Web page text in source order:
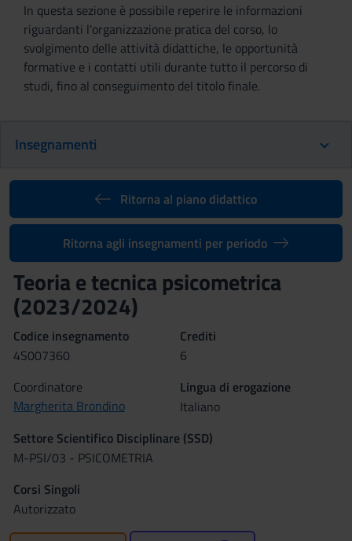
In questa sezione è possibile reperire le informazioni
riguardanti l'organizzazione pratica del corso, lo
svolgimento delle attività didattiche, le opportunità
formative e i contatti utili durante tutto il percorso di
studi, fino al conseguimento del titolo finale.
Insegnamenti
Ritorna al piano didattico
Ritorna agli insegnamenti per periodo
Teoria e tecnica psicometrica
(2023/2024)
Codice insegnamento
4S007360
Crediti
6
Coordinatore
Margherita Brondino
Lingua di erogazione
Italiano
Settore Scientifico Disciplinare (SSD)
M-PSI/03 - PSICOMETRIA
Corsi Singoli
Autorizzato